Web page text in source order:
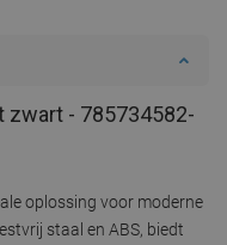
zwart - 785734582-
oplossing voor moderne
staal en ABS, biedt